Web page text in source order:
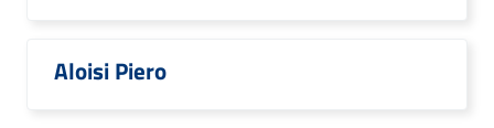
Aloisi Piero